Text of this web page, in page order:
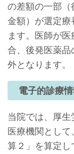
の差額の一部
金額）が選定療
ます。医師が
合、後発医薬品
外となります。
電子的診療
当院では、厚
医療機関とし
算２」を算定し